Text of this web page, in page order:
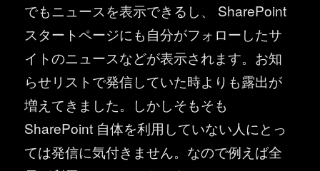
でもニュースを表示できるし、 SharePoint
スタートページにも自分がフォローしたサ
イトのニュースなどが表示されます。お知
らせリストで発信していた時よりも露出が
増えてきました。しかしそもそも
SharePoint 自体を利用していない人にとっ
ては発信に気付きません。なので例えば全